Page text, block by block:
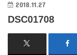
2018.11.27
DSC01708